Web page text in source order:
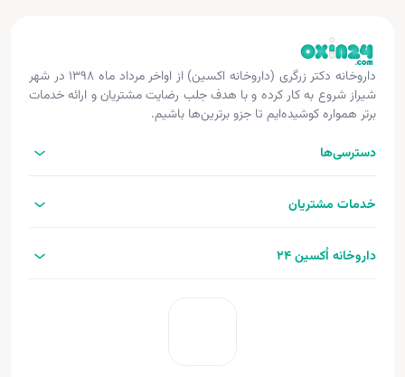
داروخانه دکتر زرگری (داروخانه اکسین) از اواخر مرداد ماه ۱۳۹۸ در شهر
شیراز شروع به کار کرده و با هدف جلب رضایت مشتریان و ارائه خدمات
برتر همواره کوشیده‌ایم تا جزو برترین‌ها باشیم.
دسترسی‌ها
خدمات مشتریان
داروخانه اُکسین 24